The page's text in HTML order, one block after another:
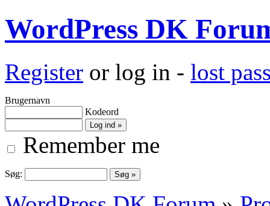
WordPress DK
Register or log in - lost
Brugernavn
Kodeord
Remember me
Søg: